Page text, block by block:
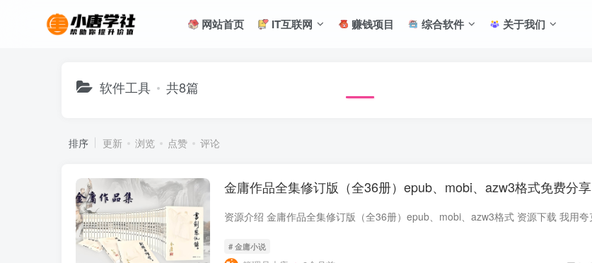
网站首页 IT互联网 赚钱项目 综合软件 关于我们
软件工具 共8篇
排序 更新 浏览 点赞 评论
金庸作品全集修订版（全36册）epub、mobi、azw3格式免费分享
# 金庸小说